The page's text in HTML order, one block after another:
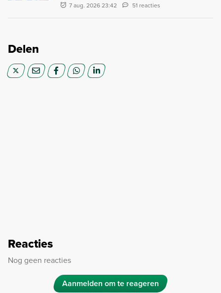
7 aug. 2026 23:42 51 reacties
Delen
Reacties
Nog geen reacties
Aanmelden om te reageren